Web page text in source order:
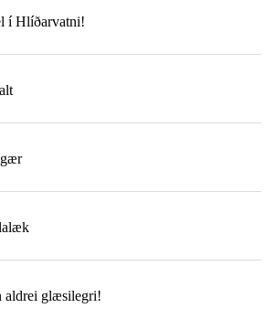
í Hlíðarvatni!
aldrei glæsilegri!